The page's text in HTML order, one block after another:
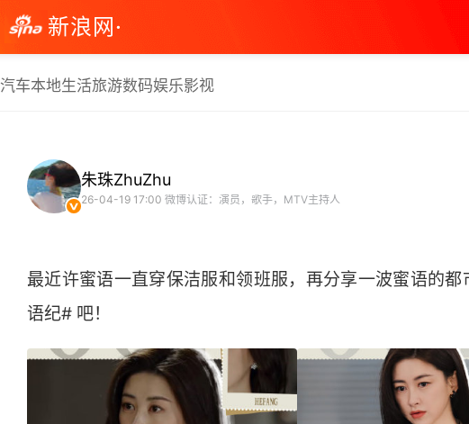
新浪网·
汽车本地生活旅游数码娱乐影视
朱珠ZhuZhu
26-04-19 17:00 微博认证：演员，歌手，MTV主持人
最近许蜜语一直穿保洁服和领班服，再分享一波蜜语的
语纪# 吧！ ​